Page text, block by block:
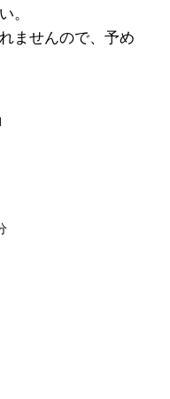
。
ませんので、予め